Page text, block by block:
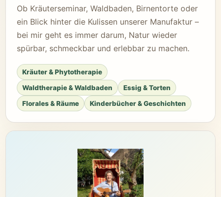
Ob Kräuterseminar, Waldbaden, Birnentorte oder
ein Blick hinter die Kulissen unserer Manufaktur –
bei mir geht es immer darum, Natur wieder
spürbar, schmeckbar und erlebbar zu machen.
Kräuter & Phytotherapie
Waldtherapie & Waldbaden
Essig & Torten
Florales & Räume
Kinderbücher & Geschichten